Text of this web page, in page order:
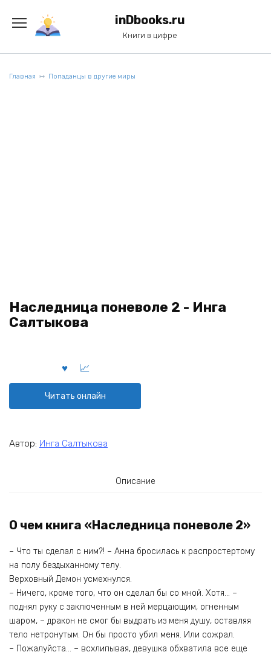
содержанию
inDbooks.ru
Книги в цифре
Главная Попаданцы в другие миры
Наследница поневоле 2 - Инга
Салтыкова
Читать онлайн
Автор: Инга Салтыкова
Описание
О чем книга «Наследница поневоле 2»
– Что ты сделал с ним?! – Анна бросилась к распростертому
на полу бездыханному телу.
Верховный Демон усмехнулся.
– Ничего, кроме того, что он сделал бы со мной. Хотя… –
поднял руку с заключенным в ней мерцающим, огненным
шаром, – дракон не смог бы выдрать из меня душу, оставляя
тело нетронутым. Он бы просто убил меня. Или сожрал.
– Пожалуйста… – всхлипывая, девушка обхватила все еще